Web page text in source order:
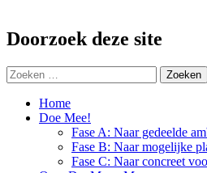
Doorzoek deze site
Zoeken
naar:
Home
Doe Mee!
Fase A: Naar gedeelde
Fase B: Naar mogelijke
Fase C: Naar concreet